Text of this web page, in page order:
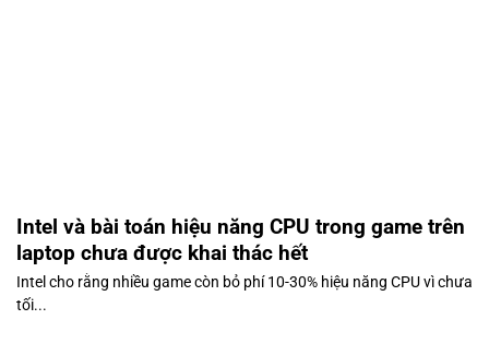
Intel và bài toán hiệu năng CPU trong game trên
laptop chưa được khai thác hết
Intel cho rằng nhiều game còn bỏ phí 10-30% hiệu năng CPU vì chưa
tối...